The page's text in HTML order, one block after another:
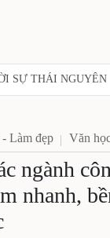
SỰ THÁI NGUYÊN
Làm đẹp Văn
ngành
nhanh,